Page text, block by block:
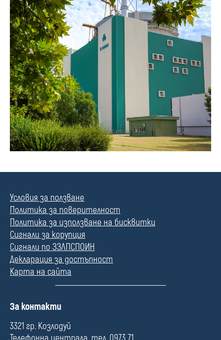
Условия за ползване
Политика за поверителност
Политика за използване на бисквитки
Сигнали за корупция
Сигнали по ЗЗЛПСПОИН
Декларация за достъпност
Карта на сайта
П
л
е
За контакти
3321 гр. Козлодуй